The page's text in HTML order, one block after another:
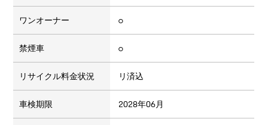
ワンオーナー ○
禁煙車 ○
リサイクル料金状況 リ済込
車検期限 2028年06月